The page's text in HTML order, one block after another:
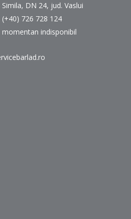
Simila, DN 24, jud. Vaslui
(+40) 726 728 124
momentan indisponibil